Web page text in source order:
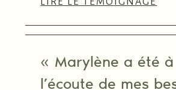
« Marylène a été à
l’écoute de mes